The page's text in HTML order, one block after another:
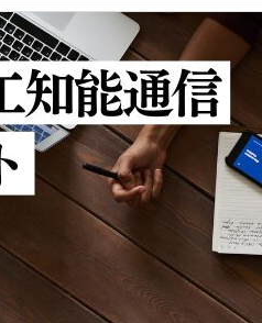
データを監視
検知距離は
1キロメート
を監視でき、
を簡素化でき
のFOVオプシ
モード、長
て使用するこ